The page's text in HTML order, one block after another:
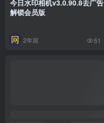
今日水印相机v3.0.90.8去广告
解锁会员版
2年前 51